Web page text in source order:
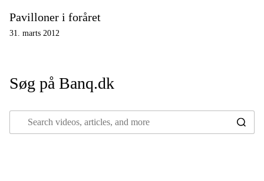
Pavilloner i foråret
31. marts 2012
Søg på Banq.dk